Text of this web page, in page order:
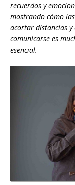
recuerdos y
mostrando cómo
acortar distancias
comunicarse es
esencial.